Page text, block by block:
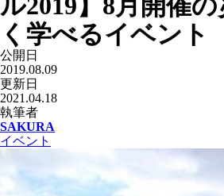
く学べるイベント
公開日
2019.08.09
更新日
2021.04.18
執筆者
SAKURA
イベント